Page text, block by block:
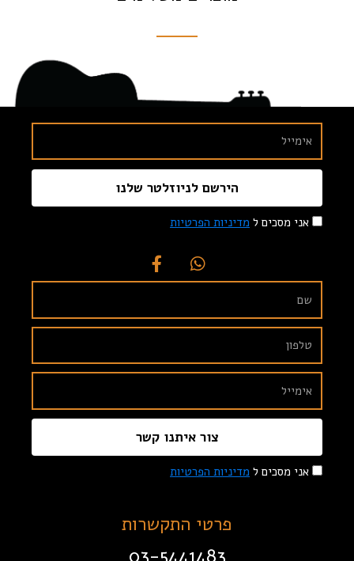
אני מסכים ל מדיניות הפרטיות
הירשם לניוזלטר שלנו
אני מסכים ל מדיניות הפרטיות
צור איתנו קשר
פרטי התקשרות